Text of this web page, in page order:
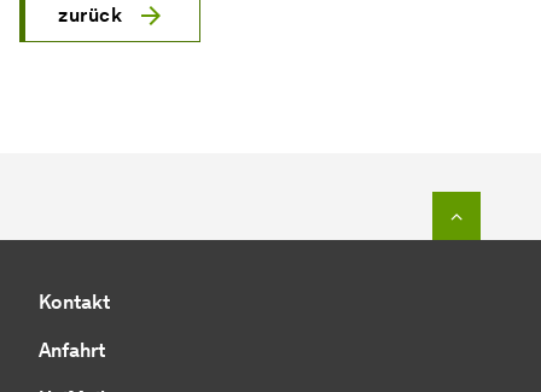
zurück
Kontakt
Anfahrt